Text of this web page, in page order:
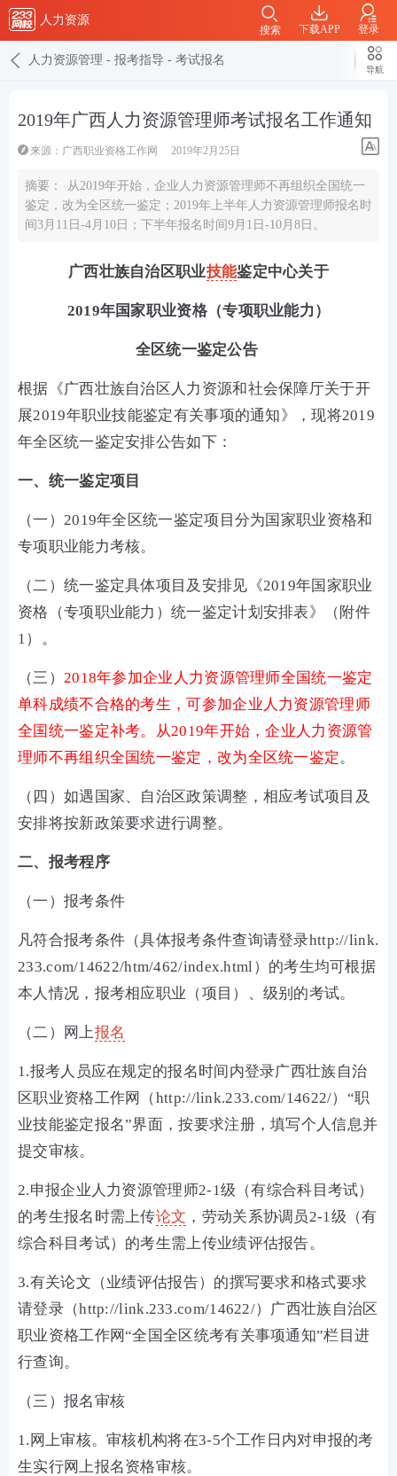
人力资源
下载APP 登录
搜索
人力资源管理 - 报考指导 - 考试报名
导航
2019年广西人力资源管理师考试报名工作通知
来源：广西职业资格工作网 2019年2月25日
摘要：
从2019年开始，企业人力资源管理师不再组织全国统一
鉴定，改为全区统一鉴定；2019年上半年人力资源管理师报名时
间3月11日-4月10日；下半年报名时间9月1日-10月8日。
广西壮族自治区职业技能鉴定中心关于
2019年国家职业资格（专项职业能力）
全区统一鉴定公告
根据《广西壮族自治区人力资源和社会保障厅关于开
展2019年职业技能鉴定有关事项的通知》，现将2019
年全区统一鉴定安排公告如下：
一、统一鉴定项目
（一）2019年全区统一鉴定项目分为国家职业资格和
专项职业能力考核。
（二）统一鉴定具体项目及安排见《2019年国家职业
资格（专项职业能力）统一鉴定计划安排表》（附件
1）。
（三） 2018年参加企业人力资源管理师全国统一鉴定
单科成绩不合格的考生，可参加企业人力资源管理师
全国统一鉴定补考。从2019年开始，企业人力资源管
理师不再组织全国统一鉴定，改为全区统一鉴定。
（四）如遇国家、自治区政策调整，相应考试项目及
安排将按新政策要求进行调整。
二、报考程序
（一）报考条件
凡符合报考条件（具体报考条件查询请登录http://link.
233.com/14622/htm/462/index.html）的考生均可根据
本人情况，报考相应职业（项目）、级别的考试。
（二）网上报名
1.报考人员应在规定的报名时间内登录广西壮族自治
区职业资格工作网（http://link.233.com/14622/）“职
业技能鉴定报名”界面，按要求注册，填写个人信息并
提交审核。
2.申报企业人力资源管理师2-1级（有综合科目考试）
的考生报名时需上传论文 ，劳动关系协调员2-1级（有
综合科目考试）的考生需上传业绩评估报告。
3.有关论文（业绩评估报告）的撰写要求和格式要求
请登录（http://link.233.com/14622/）广西壮族自治区
职业资格工作网“全国全区统考有关事项通知”栏目进
行查询。
（三）报名审核
1.网上审核。审核机构将在3-5个工作日内对申报的考
生实行网上报名资格审核。